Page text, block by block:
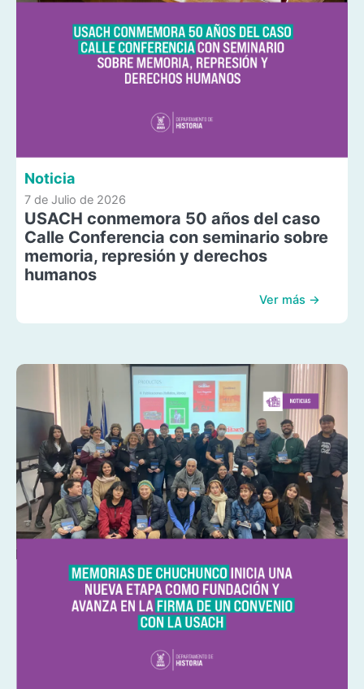
Noticia
7 de Julio de 2026
USACH conmemora 50 años del caso
Calle Conferencia con seminario sobre
memoria, represión y derechos
humanos
Ver más →